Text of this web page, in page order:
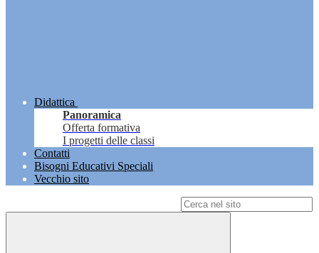
Didattica
Panoramica
Offerta formativa
I progetti delle classi
Contatti
Bisogni Educativi Speciali
Vecchio sito